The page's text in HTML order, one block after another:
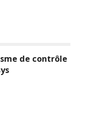
de contrôle